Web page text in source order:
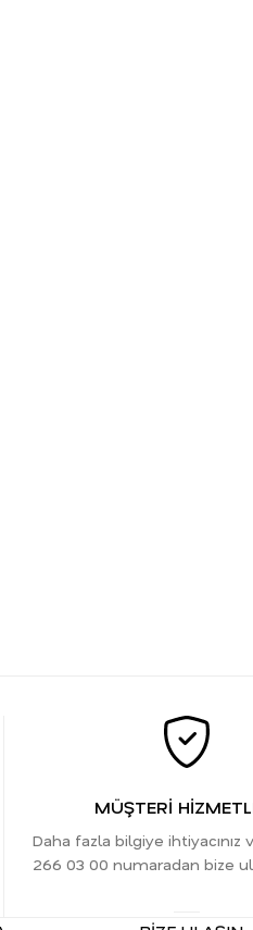
MÜŞTERİ
Daha fazla bilgiye ihtiyacınız
266 03 00 numaradan bize